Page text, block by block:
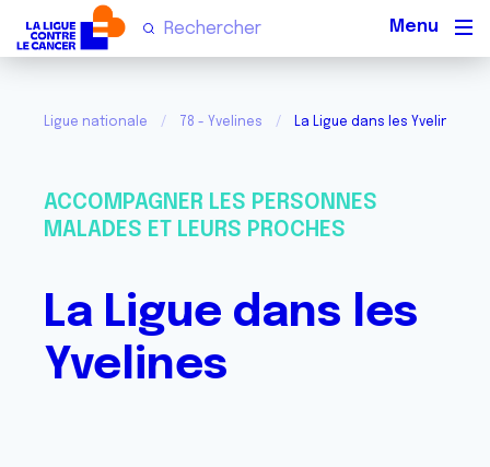
Ligue nationale 78 - Yvelines La Ligue dans les Yvelines
ACCOMPAGNER LES PERSONNES
MALADES ET LEURS PROCHES
La Ligue dans les
Yvelines